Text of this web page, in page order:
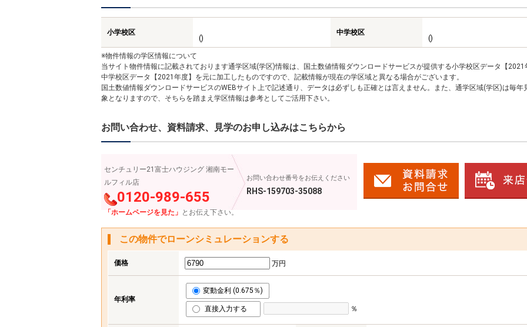
小学校区
()
中学校区
()
※物件情報の学区情報について
当サイト物件情報に記載されております通学区域(学区)情報は、国土数値情報ダウンロードサービスが提供する小学校区データ【2021
中学校区データ【2021年度】を元に加工したものですので、記載情報が現在の学区域と異なる場合がございます。
国土数値情報ダウンロードサービスのWEBサイト上で記述通り、データは必ずしも正確とは言えません。また、通学区域(学区)は毎年
象となりますので、そちらを踏まえ学区情報は参考としてご活用下さい。
お問い合わせ、資料請求、見学のお申し込みはこちらから
センチュリー21富士ハウジング 湘南モー
ルフィル店
0120-989-655
「ホームページを見た」 とお伝え下さい。
お問い合わせ番号をお伝えください
RHS-159703-35088
この物件でローンシミュレーションする
価格 万円
年利率
変動金利 (0.675％)
直接入力する ％